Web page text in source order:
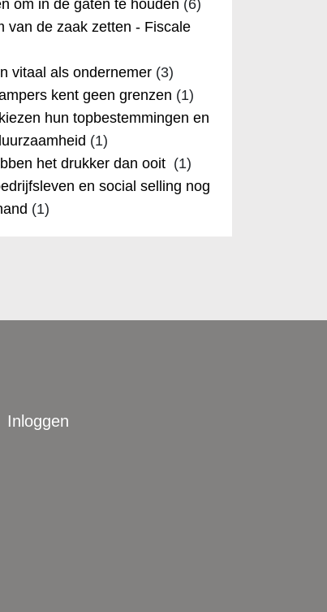
om in de gaten te houden (6)
van de zaak zetten - Fiscale
vitaal als ondernemer(3)
kent geen grenzen (1)
hun topbestemmingen en
(1)
het drukker dan ooit (1)
en social selling nog
(1)
Inloggen